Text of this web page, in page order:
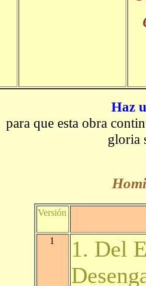
Haz
para que esta obra
gloria
Versión
1
1. Del